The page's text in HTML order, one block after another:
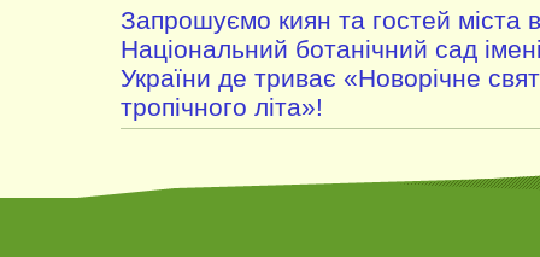
Запрошуємо киян та гостей міста
Національний ботанічний сад
України де триває «Новорічне
тропічного літа»!